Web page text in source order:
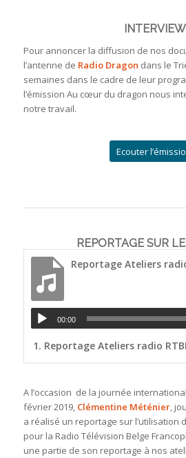
Pour annoncer la diffusion de nos
l’antenne de Radio Dragon dans le
semaines dans le cadre de leur
l’émission Au cœur du dragon nous
notre travail.
Ecouter
REPORTAGE SUR
Reportage Ateliers
00:00
1. Reportage Ateliers radio
A l’occasion de la journée
février 2019, Clémentine Méténier,
a réalisé un reportage sur l’utilisation
pour la Radio Télévision Belge
une partie de son reportage à nos